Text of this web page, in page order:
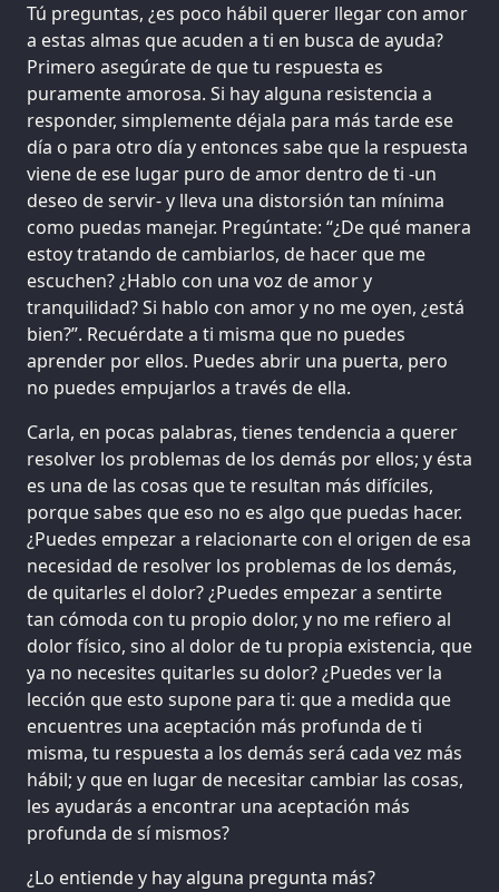
Tú preguntas, ¿es poco hábil querer llegar con amor
a estas almas que acuden a ti en busca de ayuda?
Primero asegúrate de que tu respuesta es
puramente amorosa. Si hay alguna resistencia a
responder, simplemente déjala para más tarde ese
día o para otro día y entonces sabe que la respuesta
viene de ese lugar puro de amor dentro de ti -un
deseo de servir- y lleva una distorsión tan mínima
como puedas manejar. Pregúntate: “¿De qué manera
estoy tratando de cambiarlos, de hacer que me
escuchen? ¿Hablo con una voz de amor y
tranquilidad? Si hablo con amor y no me oyen, ¿está
bien?”. Recuérdate a ti misma que no puedes
aprender por ellos. Puedes abrir una puerta, pero
no puedes empujarlos a través de ella.
Carla, en pocas palabras, tienes tendencia a querer
resolver los problemas de los demás por ellos; y ésta
es una de las cosas que te resultan más difíciles,
porque sabes que eso no es algo que puedas hacer.
¿Puedes empezar a relacionarte con el origen de esa
necesidad de resolver los problemas de los demás,
de quitarles el dolor? ¿Puedes empezar a sentirte
tan cómoda con tu propio dolor, y no me refiero al
dolor físico, sino al dolor de tu propia existencia, que
ya no necesites quitarles su dolor? ¿Puedes ver la
lección que esto supone para ti: que a medida que
encuentres una aceptación más profunda de ti
misma, tu respuesta a los demás será cada vez más
hábil; y que en lugar de necesitar cambiar las cosas,
les ayudarás a encontrar una aceptación más
profunda de sí mismos?
¿Lo entiende y hay alguna pregunta más?